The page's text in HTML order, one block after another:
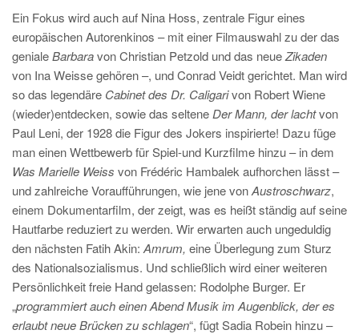
Ein Fokus wird auch auf Nina Hoss, zentrale Figur eines
europäischen Autorenkinos – mit einer Filmauswahl zu der das
genialeBarbaravon Christian Petzold und das neueZikaden
von Ina Weisse gehören –, und Conrad Veidt gerichtet. Man wird
so das legendäre Cabinet des Dr. Caligarivon Robert Wiene
(wieder)entdecken, sowie das seltene Der Mann, der lachtvon
Paul Leni, der 1928 die Figur des Jokers inspirierte! Dazu füge
man einen Wettbewerb für Spiel-und Kurzfilme hinzu – in dem
Was Marielle Weiss von Frédéric Hambalek aufhorchen lässt –
und zahlreiche Voraufführungen, wie jene vonAustroschwarz,
einem Dokumentarfilm, der zeigt, was es heißt ständig auf seine
Hautfarbe reduziert zu werden. Wir erwarten auch ungeduldig
den nächsten Fatih Akin: Amrum, eine Überlegung zum Sturz
des Nationalsozialismus. Und schließlich wird einer weiteren
Persönlichkeit freie Hand gelassen: Rodolphe Burger. Er
„programmiert auch einen Abend Musik im Augenblick, der es
erlaubt neue Brücken zu schlagen“, fügt Sadia Robein hinzu –